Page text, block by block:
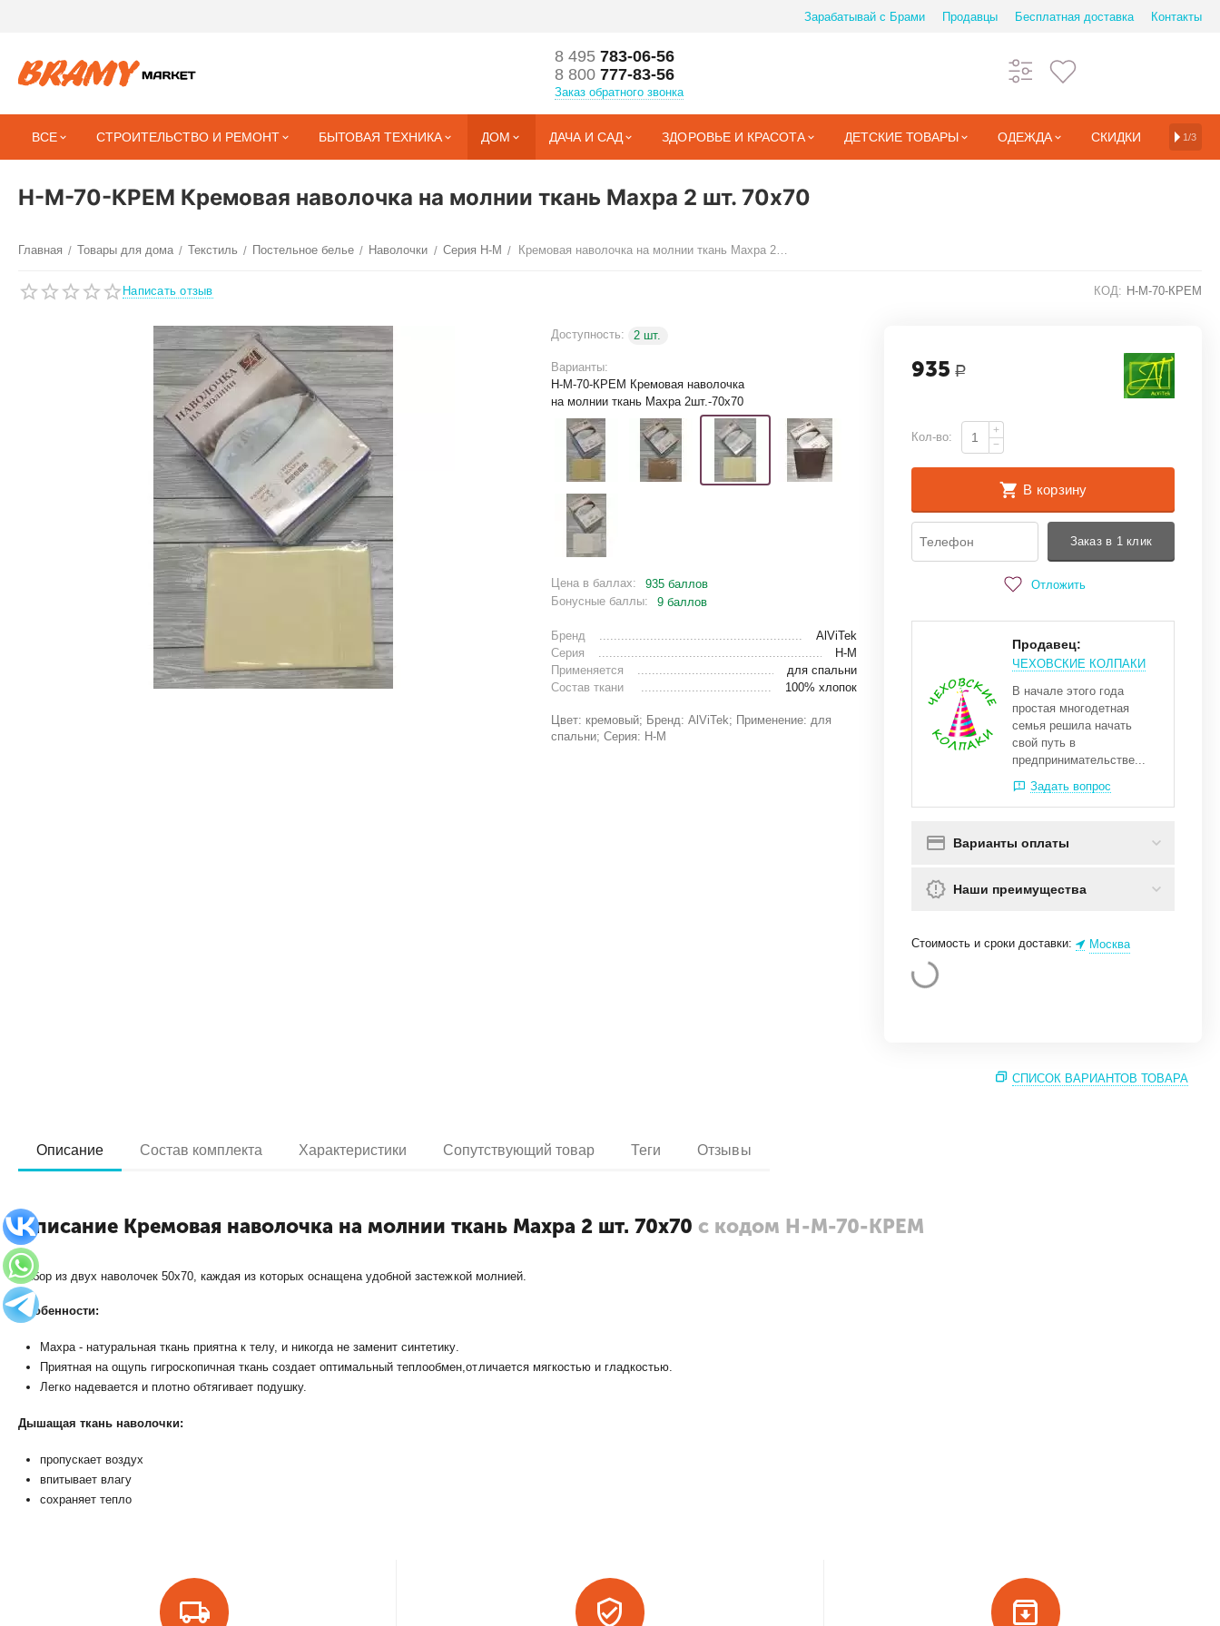
Зарабатывай с Брами Продавцы Бесплатная доставка Контакты
8 495783-06-56
8 800777-83-56
Заказ обратного звонка
ВСЕ СТРОИТЕЛЬСТВО И РЕМОНТ БЫТОВАЯ ТЕХНИКА ДОМ ДАЧА И САД ЗДОРОВЬЕ И КРАСОТА ДЕТСКИЕ ТОВАРЫ ОДЕЖДА СКИДКИ 1/3
Н-М-70-КРЕМ Кремовая наволочка на молнии ткань Махра 2 шт. 70х70
Главная / Товары для дома / Текстиль / Постельное белье / Наволочки / Серия Н-М / Кремовая наволочка на молнии ткань Махра 2 шт. 70х70
Написать отзыв КОД: Н-М-70-КРЕМ
Доступность: 2 шт.
Варианты:
Н-М-70-КРЕМ Кремовая наволочка
на молнии ткань Махра 2шт.-70х70
Цена в баллах:
935 баллов
Бонусные баллы:
9 баллов
Бренд
AlViTek
Серия
Н-М
Применяется
для спальни
Состав ткани
100% хлопок
Цвет: кремовый; Бренд: AlViTek; Применение: для
спальни; Серия: Н-М
935 Р
Кол-во:
+
−
В корзину
Заказ в 1 клик
Отложить
Продавец:
ЧЕХОВСКИЕ КОЛПАКИ
В начале этого года
простая многодетная
семья решила начать
свой путь в
предпринимательстве...
Задать вопрос
Варианты оплаты
Наши преимущества
Стоимость и сроки доставки: Москва
СПИСОК ВАРИАНТОВ ТОВАРА
Описание Состав комплекта Характеристики Сопутствующий товар Теги Отзывы
Описание Кремовая наволочка на молнии ткань Махра 2 шт. 70х70 с кодом Н-М-70-КРЕМ
Набор из двух наволочек 50х70, каждая из которых оснащена удобной застежкой молнией.
Особенности:
Махра - натуральная ткань приятна к телу, и никогда не заменит синтетику.
Приятная на ощупь гигроскопичная ткань создает оптимальный теплообмен,отличается мягкостью и гладкостью.
Легко надевается и плотно обтягивает подушку.
Дышащая ткань наволочки:
пропускает воздух
впитывает влагу
сохраняет тепло